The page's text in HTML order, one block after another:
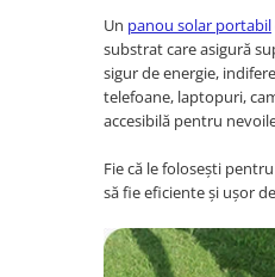
Accesorii Auto
Boxe Portabile
Navigații auto dedicate
Power station - Stații de energie
electrică portabile
Panouri solare portabile
Un panou solar portabil
substrat care asigură
sigur de energie,
telefoane, laptopuri,
accesibilă pentru
Fie că le folosești
să fie eficiente și ușor